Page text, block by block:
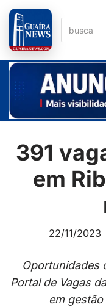
Pular
para
o
conteúdo
391
em
22/11/2023
Oportunidades
Portal de Vagas
em